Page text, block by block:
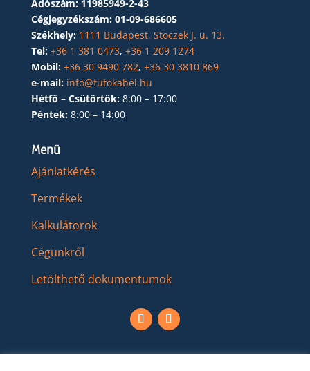
Adószám: 11985949-2-43
Cégjegyzékszám: 01-09-686605
Székhely: 1111 Budapest, Stoczek J. u. 13.
Tel: +36 1 381 0473, +36 1 209 1274
Mobil: +36 30 9490 782, +36 30 3810 869
e-mail: info@futokabel.hu
Hétfő – Csütörtök: 8:00 – 17:00
Péntek: 8:00 – 14:00
Menü
Ajánlatkérés
Termékek
Kalkulátorok
Cégünkről
Letölthető dokumentumok